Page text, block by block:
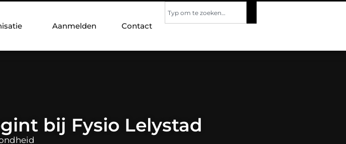
Aanmelden Contact
bij Fysio Lelystad